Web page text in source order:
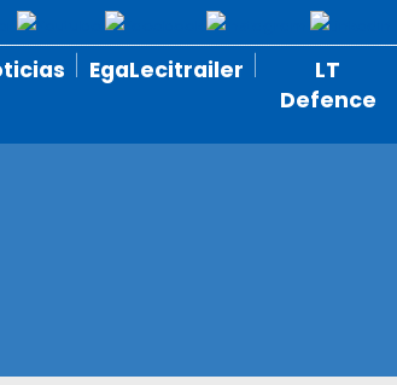
EgaLecitrailer
LT
Defence